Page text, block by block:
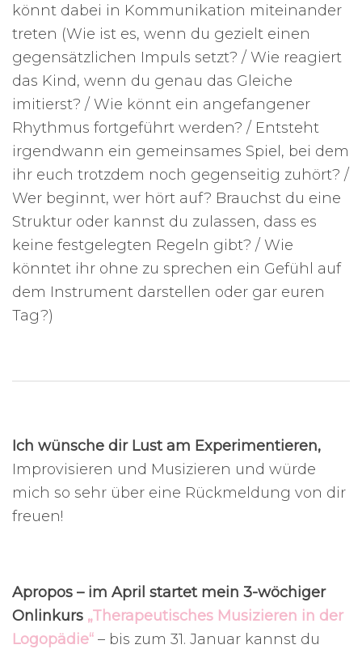
könnt dabei in Kommunikation miteinander
treten (Wie ist es, wenn du gezielt einen
gegensätzlichen Impuls setzt? / Wie reagiert
das Kind, wenn du genau das Gleiche
imitierst? / Wie könnt ein angefangener
Rhythmus fortgeführt werden? / Entsteht
irgendwann ein gemeinsames Spiel, bei dem
ihr euch trotzdem noch gegenseitig zuhört? /
Wer beginnt, wer hört auf? Brauchst du eine
Struktur oder kannst du zulassen, dass es
keine festgelegten Regeln gibt? / Wie
könntet ihr ohne zu sprechen ein Gefühl auf
dem Instrument darstellen oder gar euren
Tag?)
Ich wünsche dir Lust am Experimentieren,
Improvisieren und Musizieren und würde
mich so sehr über eine Rückmeldung von dir
freuen!
Apropos – im April startet mein 3-wöchiger
Onlinkurs „Therapeutisches Musizieren in der
Logopädie“ – bis zum 31. Januar kannst du